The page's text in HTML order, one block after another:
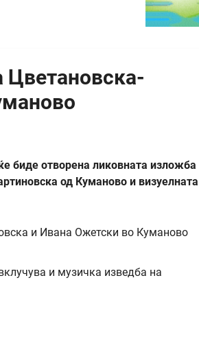
Цветановска-
биде отворена ликовната изложба
од Куманово и визуелната
и музичка изведба на